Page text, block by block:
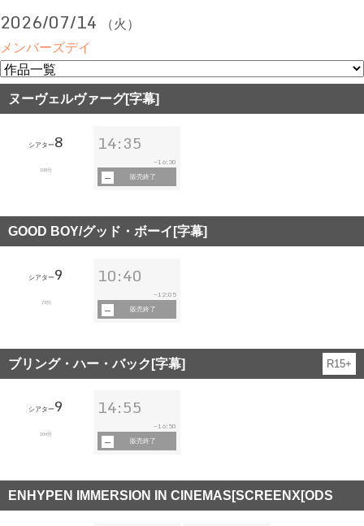
2026/07/14
（火）
メンバーズデイ
ヌーヴェルヴァーグ[字幕]
シアター8
106分
14:35
~16:30
販売終了
GOOD BOY/グッド・ボーイ[字幕]
シアター9
73分
10:40
~ 12:05
販売終了
ブリング・ハー・バック[字幕] R15+
シアター9
104分
14:55
~16:50
販売終了
ENHYPEN IMMERSION IN CINEMAS[SCREENX[ODS